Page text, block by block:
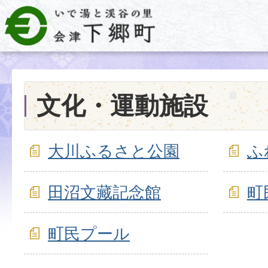
文化・運動施設
大川ふるさと公園 ふ
田沼文藏記念館 町
町民プール